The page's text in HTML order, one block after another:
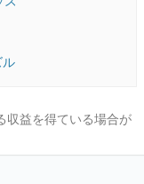
収益を得ている場合が